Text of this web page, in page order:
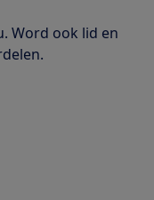
Word ook lid en